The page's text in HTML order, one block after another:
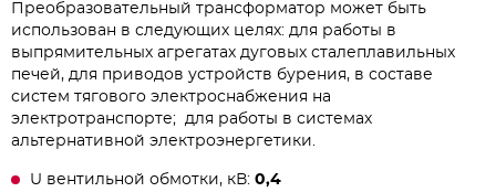
Преобразовательный трансформатор может быть
использован в следующих целях: для работы в
выпрямительных агрегатах дуговых сталеплавильных
печей, для приводов устройств бурения, в составе
систем тягового электроснабжения на
электротранспорте; для работы в системах
альтернативной электроэнергетики.
U вентильной обмотки, кВ: 0,4